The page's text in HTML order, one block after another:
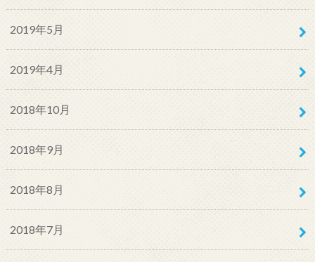
2019年5月
2019年4月
2018年10月
2018年9月
2018年8月
2018年7月